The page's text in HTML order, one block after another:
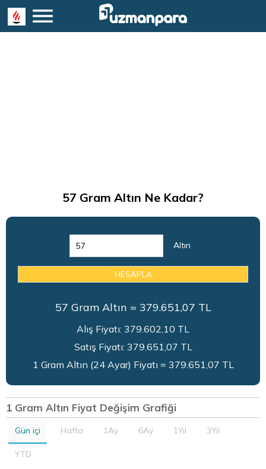
57 Gram Altın Ne Kadar?
Altın
HESAPLA
57 Gram Altın = 379.651,07 TL
Alış Fiyatı: 379.602,10 TL
Satış Fiyatı: 379.651,07 TL
1 Gram Altın (24 Ayar) Fiyatı = 379.651,07 TL
1 Gram Altın Fiyat Değişim Grafiği
Gün içi Hafta 1Ay 6Ay 1Yıl 3Yıl
YTD